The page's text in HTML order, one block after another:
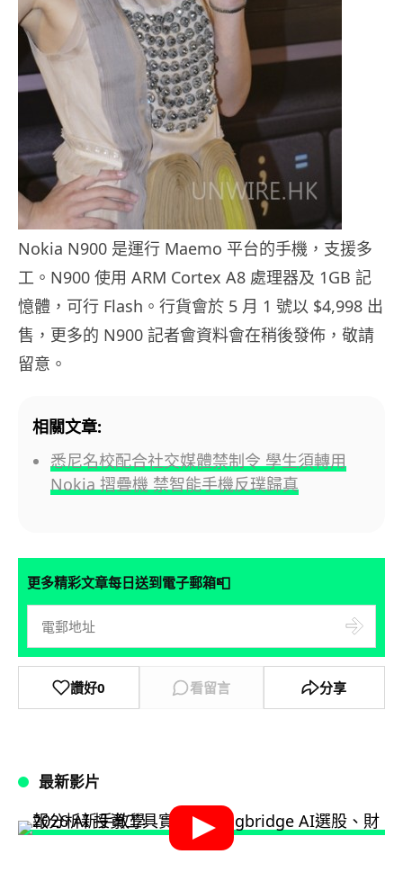
Nokia N900 是運行 Maemo 平台的手機，支援多
工。N900 使用 ARM Cortex A8 處理器及 1GB 記
憶體，可行 Flash。行貨會於 5 月 1 號以 $4,998 出
售，更多的 N900 記者會資料會在稍後發佈，敬請
留意。
相關文章:
悉尼名校配合社交媒體禁制令 學生須轉用
Nokia 摺疊機 禁智能手機反璞歸真
更多精彩文章每日送到電子郵箱📮
讚好0 看留言 分享
最新影片